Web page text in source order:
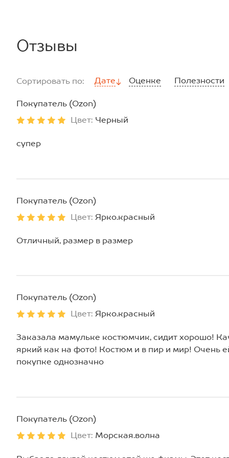
*замеры выборочные, могут незначительно отличаться.
Отзывы
Сортировать по: Дате Оценке Полезности
Покупатель (Ozon)
Цвет: Черный
супер
Покупатель (Ozon)
Цвет: Ярко.красный
Отличный, размер в размер
Покупатель (Ozon)
Цвет: Ярко.красный
Заказала мамульке костюмчик, сидит хорошо!
яркий как на фото! Костюм и в пир и мир! Очень
покупке однозначно
Покупатель (Ozon)
Цвет: Морская.волна